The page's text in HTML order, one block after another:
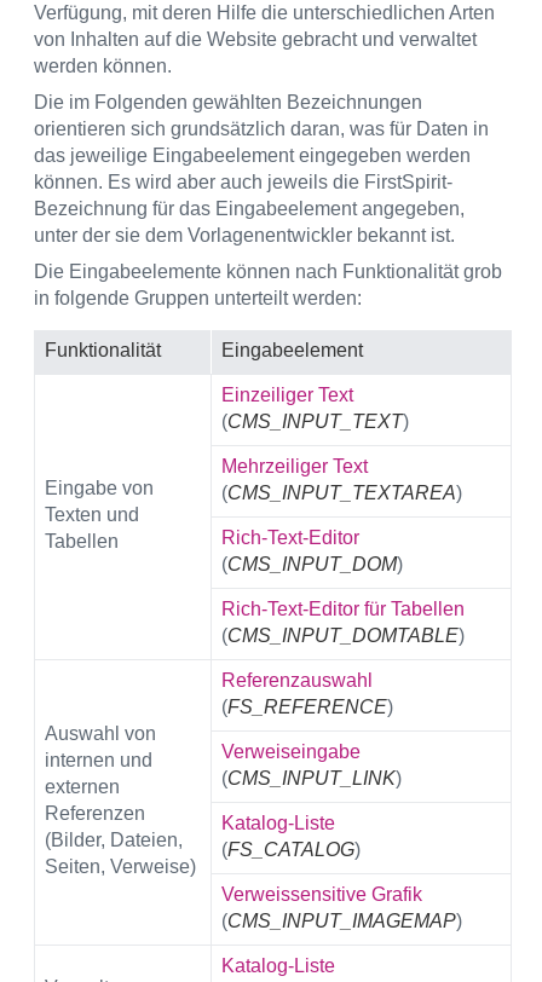
Verfügung, mit deren Hilfe die unterschiedlichen Arten
von Inhalten auf die Website gebracht und verwaltet
werden können.
Die im Folgenden gewählten Bezeichnungen
orientieren sich grundsätzlich daran, was für Daten in
das jeweilige Eingabeelement eingegeben werden
können. Es wird aber auch jeweils die FirstSpirit-
Bezeichnung für das Eingabeelement angegeben,
unter der sie dem Vorlagenentwickler bekannt ist.
Die Eingabeelemente können nach Funktionalität grob
in folgende Gruppen unterteilt werden:
Funktionalität Eingabeelement
Eingabe von
Texten und
Tabellen
Einzeiliger Text
(CMS_INPUT_TEXT)
Mehrzeiliger Text
(CMS_INPUT_TEXTAREA)
Rich-Text-Editor
(CMS_INPUT_DOM)
Rich-Text-Editor für Tabellen
(CMS_INPUT_DOMTABLE)
Auswahl von
internen und
externen
Referenzen
(Bilder, Dateien,
Seiten, Verweise)
Referenzauswahl
(FS_REFERENCE)
Verweiseingabe
(CMS_INPUT_LINK)
Katalog-Liste
(FS_CATALOG)
Verweissensitive Grafik
(CMS_INPUT_IMAGEMAP)
Katalog-Liste